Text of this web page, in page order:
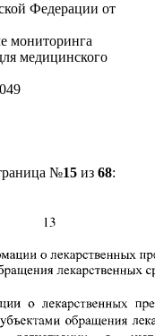
Федерации от
мониторинга
медицинского
№15из 68: